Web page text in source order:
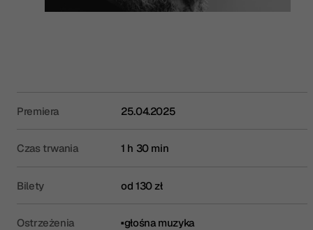
Premiera 25.04.2025
Czas trwania 1 h 30 min
Bilety od 130 zł
Ostrzeżenia głośna muzyka